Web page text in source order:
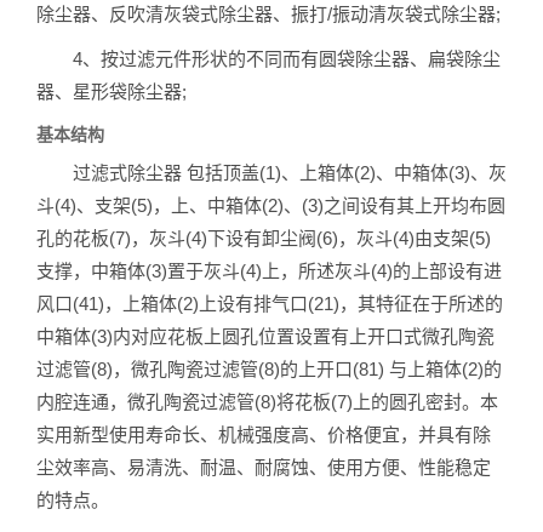
除尘器、反吹清灰袋式除尘器、振打/振动清灰袋式除尘器;
4、按过滤元件形状的不同而有圆袋除尘器、扁袋除尘
器、星形袋除尘器;
基本结构
过滤式除尘器 包括顶盖(1)、上箱体(2)、中箱体(3)、灰
斗(4)、支架(5)，上、中箱体(2)、(3)之间设有其上开均布圆
孔的花板(7)，灰斗(4)下设有卸尘阀(6)，灰斗(4)由支架(5)
支撑，中箱体(3)置于灰斗(4)上，所述灰斗(4)的上部设有进
风口(41)，上箱体(2)上设有排气口(21)，其特征在于所述的
中箱体(3)内对应花板上圆孔位置设置有上开口式微孔陶瓷
过滤管(8)，微孔陶瓷过滤管(8)的上开口(81) 与上箱体(2)的
内腔连通，微孔陶瓷过滤管(8)将花板(7)上的圆孔密封。本
实用新型使用寿命长、机械强度高、价格便宜，并具有除
尘效率高、易清洗、耐温、耐腐蚀、使用方便、性能稳定
的特点。